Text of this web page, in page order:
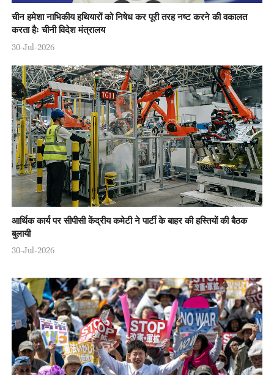
चीन हमेशा नाभिकीय हथियारों को निषेध कर पूरी तरह नष्ट करने की वकालत
करता हैः चीनी विदेश मंत्रालय
30-Jul-2026
आर्थिक कार्य पर सीपीसी केंद्रीय कमेटी ने पार्टी के बाहर की हस्तियों की बैठक
बुलायी
30-Jul-2026